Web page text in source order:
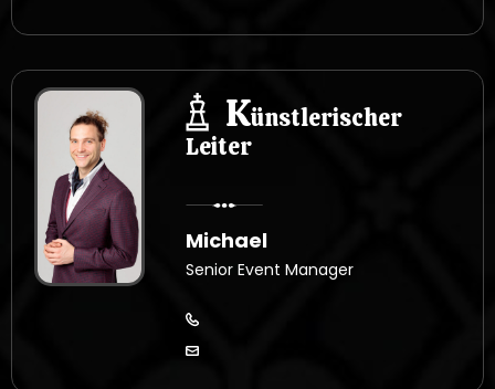
Künstlerischer
Leiter
Michael
Senior Event Manager